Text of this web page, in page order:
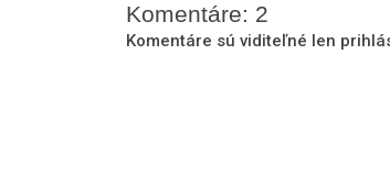
Komentáre: 2
Komentáre sú viditeľné len